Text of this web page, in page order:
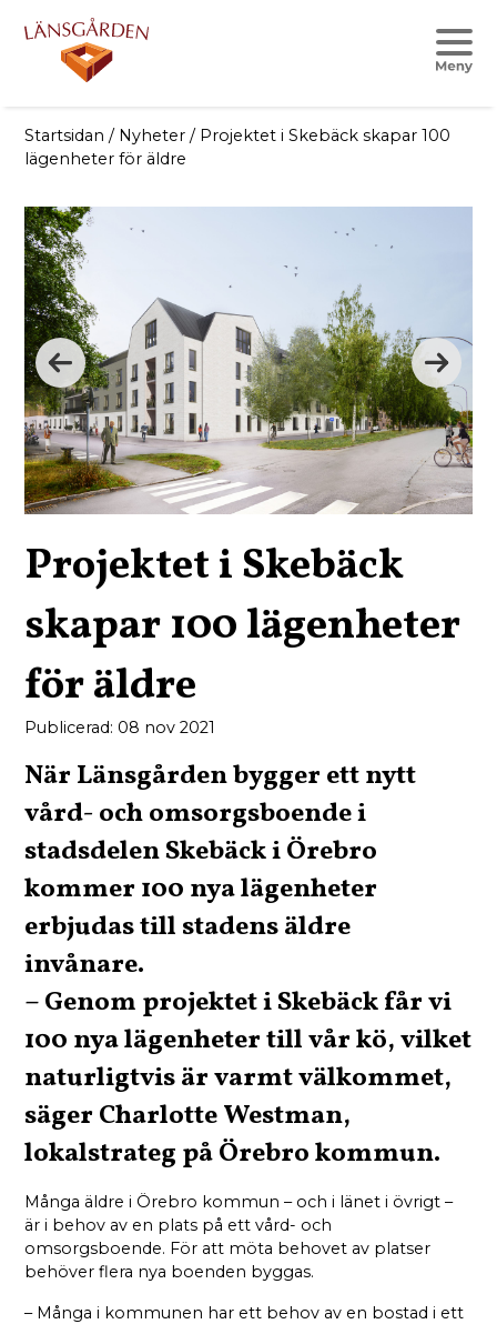
Startsidan / Nyheter / Projektet i Skebäck skapar 100
lägenheter för äldre
Projektet i Skebäck
skapar 100 lägenheter
för äldre
Publicerad: 08 nov 2021
När Länsgården bygger ett nytt
vård- och omsorgsboende i
stadsdelen Skebäck i Örebro
kommer 100 nya lägenheter
erbjudas till stadens äldre
invånare.
– Genom projektet i Skebäck får vi
100 nya lägenheter till vår kö, vilket
naturligtvis är varmt välkommet,
säger Charlotte Westman,
lokalstrateg på Örebro kommun.
Många äldre i Örebro kommun – och i länet i övrigt –
är i behov av en plats på ett vård- och
omsorgsboende. För att möta behovet av platser
behöver flera nya boenden byggas.
– Många i kommunen har ett behov av en bostad i ett